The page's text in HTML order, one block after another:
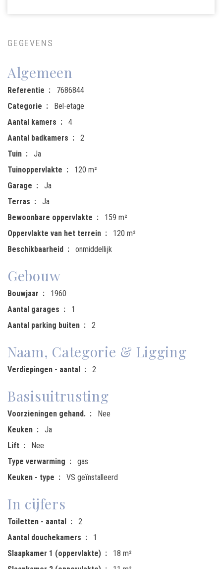
GEGEVENS
Algemeen
Referentie
7686844
Categorie
Bel-etage
Aantal kamers
4
Aantal badkamers
2
Tuin
Ja
Tuinoppervlakte
120 m²
Garage
Ja
Terras
Ja
Bewoonbare oppervlakte
159 m²
Oppervlakte van het terrein
120 m²
Beschikbaarheid
onmiddellijk
Gebouw
Bouwjaar
1960
Aantal garages
1
Aantal parking buiten
2
Naam, Categorie & Ligging
Verdiepingen - aantal 2
Basisuitrusting
Voorzieningen gehand.
Nee
Keuken
Ja
Lift
Nee
Type verwarming
gas
Keuken - type
VS geïnstalleerd
In cijfers
Toiletten - aantal
2
Aantal douchekamers
1
Slaapkamer 1 (oppervlakte)
18 m²